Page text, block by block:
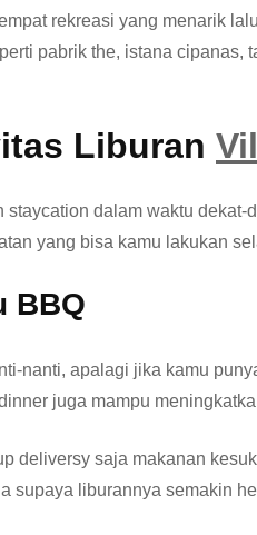
rekreasi yang menarik
pabrik the, istana cipanas,
Liburan
dalam waktu dekat-
yang bisa kamu lakukan
BBQ
nanti, apalagi jika kamu
juga mampu
deliversy saja makanan
supaya liburannya semakin